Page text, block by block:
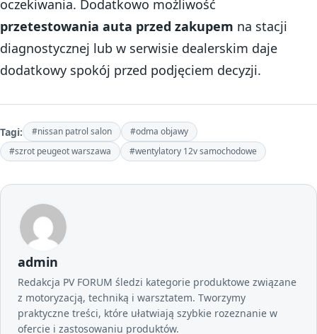
oczekiwania. Dodatkowo możliwość
przetestowania auta przed zakupem na stacji
diagnostycznej lub w serwisie dealerskim daje
dodatkowy spokój przed podjęciem decyzji.
Tagi: #nissan patrol salon
#odma objawy
#szrot peugeot warszawa
#wentylatory 12v samochodowe
admin
Redakcja PV FORUM śledzi kategorie produktowe związane
z motoryzacją, techniką i warsztatem. Tworzymy
praktyczne treści, które ułatwiają szybkie rozeznanie w
ofercie i zastosowaniu produktów.